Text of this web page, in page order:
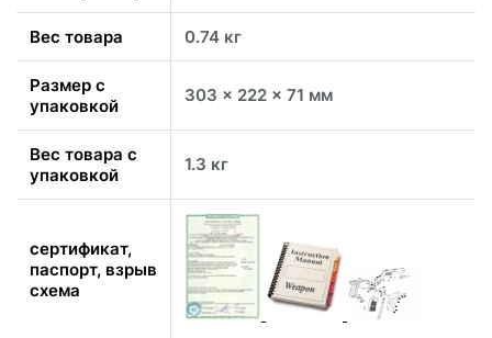
Вес товара 0.74 кг
Размер с
упаковкой
303 x 222 x 71 мм
Вес товара с
упаковкой
1.3 кг
сертификат,
паспорт, взрыв
схема